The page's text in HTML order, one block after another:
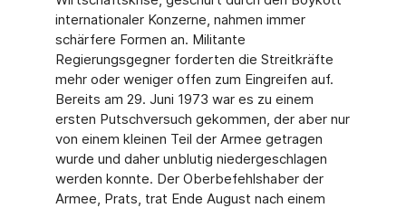
internationaler Konzerne, nahmen immer
schärfere Formen an. Militante
Regierungsgegner forderten die Streitkräfte
mehr oder weniger offen zum Eingreifen auf.
Bereits am 29. Juni 1973 war es zu einem
ersten Putschversuch gekommen, der aber nur
von einem kleinen Teil der Armee getragen
wurde und daher unblutig niedergeschlagen
werden konnte. Der Oberbefehlshaber der
Armee, Prats, trat Ende August nach einem